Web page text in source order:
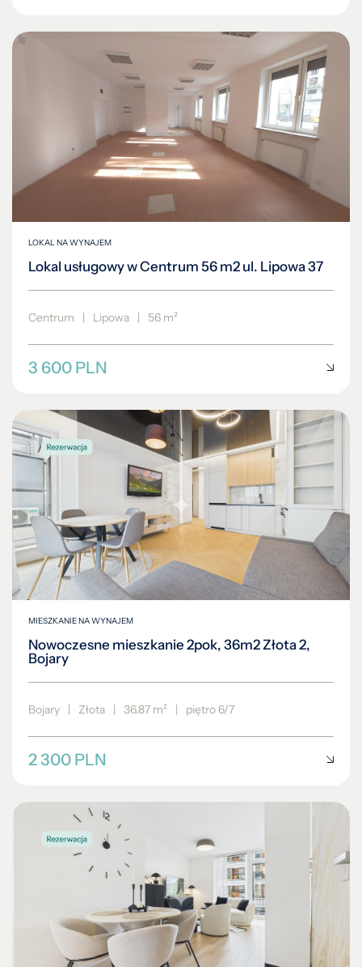
LOKAL NA WYNAJEM
Lokal usługowy w Centrum 56 m2 ul. Lipowa 37
Centrum | Lipowa | 56 m²
3 600 PLN
MIESZKANIE NA WYNAJEM
Nowoczesne mieszkanie 2pok, 36m2 Złota 2,
Bojary
Bojary | Złota | 36.87 m² | piętro 6/7
2 300 PLN